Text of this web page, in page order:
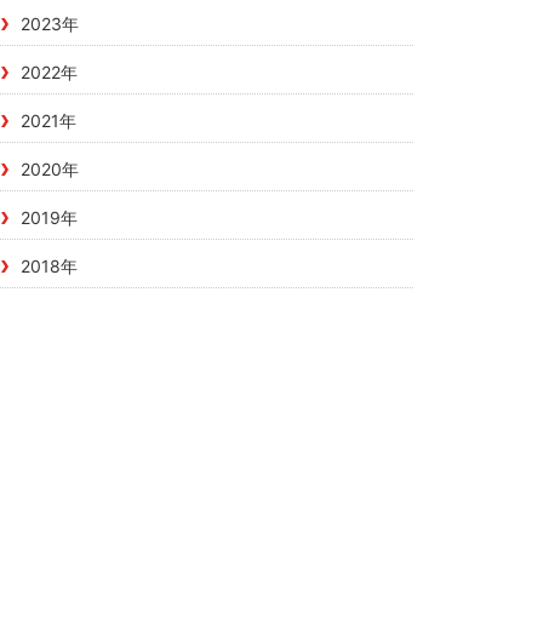
2023年
2022年
2021年
2020年
2019年
2018年